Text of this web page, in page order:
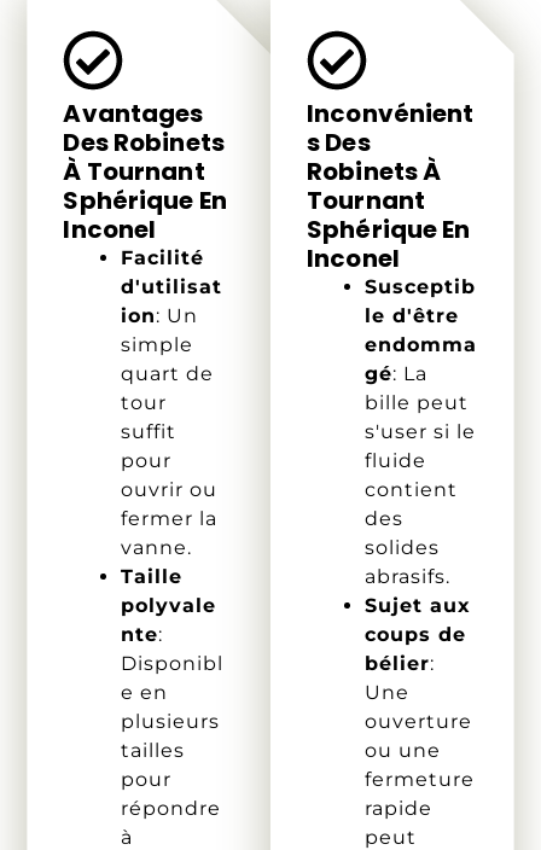
Avantages
Des Robinets
À Tournant
Sphérique En
Inconel
Facilité
d'utilisat
ion: Un
simple
quart de
tour
suffit
pour
ouvrir ou
fermer la
vanne.
Taille
polyvale
nte:
Disponibl
e en
plusieurs
tailles
pour
répondre
à
Inconvénient
S Des
Robinets À
Tournant
Sphérique En
Inconel
Susceptib
le d'être
endomma
gé: La
bille peut
s'user si le
fluide
contient
des
solides
abrasifs.
Sujet aux
coups de
bélier:
Une
ouverture
ou une
fermeture
rapide
peut